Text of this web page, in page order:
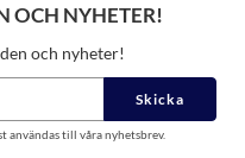
OCH NYHETER!
och nyheter!
Skicka
användas till våra nyhetsbrev.